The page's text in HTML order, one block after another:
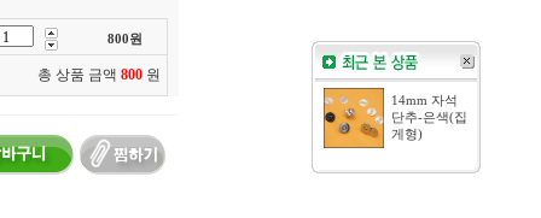
800원
총 상품 금액 800 원
14mm 자석
단추-은색(집
게형)